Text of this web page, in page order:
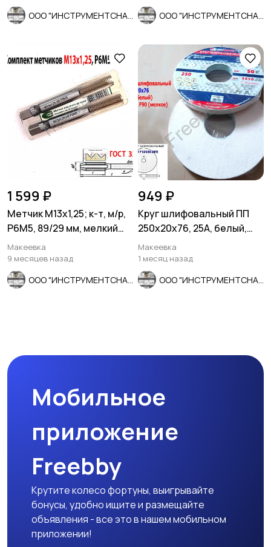
1 599 ₽
Метчик М13х1,25; к-т, м/р,
Р6М5, 89/29 мм, мелкий
шаг, ГОСТ 3266-81
Макеевка
9 месяцев назад
949 ₽
Круг шлифовальный ПП
250х20х76, 25А, белый,
F90, K-L V, мелкое зерно.
Макеевка
1 месяц назад
Мобильное
приложение
Freebby
Крутите колесо фортуны, выигрывайте
бонусы, удобно ищите и размещайте
объявления - все это в нашем мобильном
приложении!